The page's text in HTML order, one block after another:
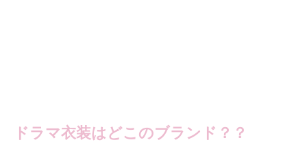
ドラマ衣装はどこのブランド？？